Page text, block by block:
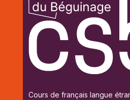
Cours de français langue